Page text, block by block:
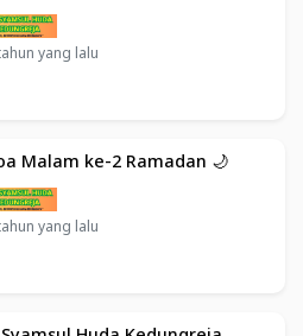
yang lalu
Malam ke-2 Ramadan 🌙
yang lalu